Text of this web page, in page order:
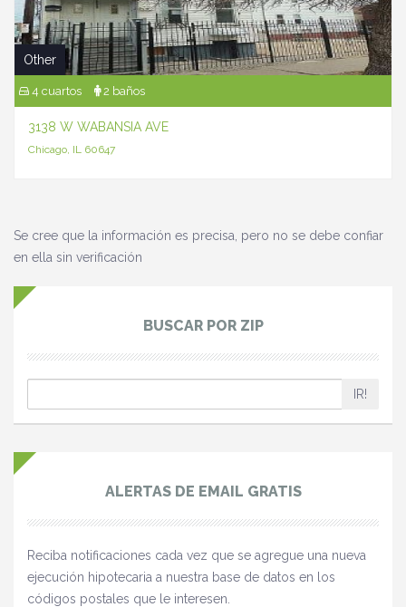
Other
4 cuartos 2 baños
3138 W WABANSIA AVE
Chicago, IL 60647
Se cree que la información es precisa, pero no se debe confiar
en ella sin verificación
BUSCAR POR ZIP
IR!
ALERTAS DE EMAIL GRATIS
Reciba notificaciones cada vez que se agregue una nueva
ejecución hipotecaria a nuestra base de datos en los
códigos postales que le interesen.